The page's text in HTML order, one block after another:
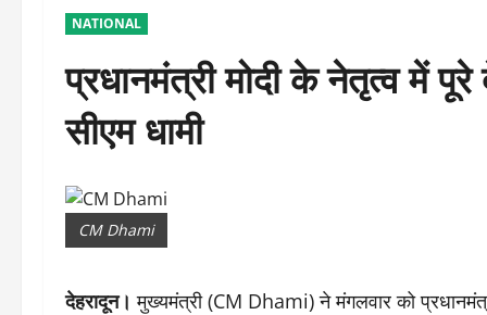
NATIONAL
प्रधानमंत्री मोदी के नेतृत्व में
सीएम धामी
CM Dhami
देहरादून। मुख्यमंत्री (CM Dhami) ने मंगलवार को